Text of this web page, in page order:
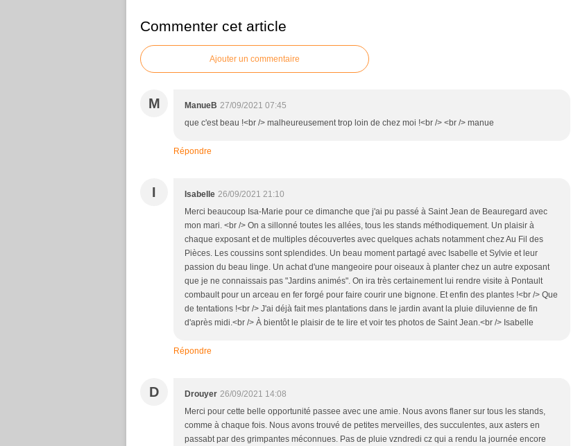
Commenter cet article
Ajouter un commentaire
M ManueB 27/09/2021 07:45
que c'est beau !<br /> malheureusement trop loin de chez moi !<br /> <br /> manue
Répondre
I Isabelle 26/09/2021 21:10
Merci beaucoup Isa-Marie pour ce dimanche que j'ai pu passé à Saint Jean de Beauregard avec
mon mari. <br /> On a sillonné toutes les allées, tous les stands méthodiquement. Un plaisir à
chaque exposant et de multiples découvertes avec quelques achats notamment chez Au Fil des
Pièces. Les coussins sont splendides. Un beau moment partagé avec Isabelle et Sylvie et leur
passion du beau linge. Un achat d'une mangeoire pour oiseaux à planter chez un autre exposant
que je ne connaissais pas "Jardins animés". On ira très certainement lui rendre visite à Pontault
combault pour un arceau en fer forgé pour faire courir une bignone. Et enfin des plantes !<br /> Que
de tentations !<br /> J'ai déjà fait mes plantations dans le jardin avant la pluie diluvienne de fin
d'après midi.<br /> À bientôt le plaisir de te lire et voir tes photos de Saint Jean.<br /> Isabelle
Répondre
D Drouyer 26/09/2021 14:08
Merci pour cette belle opportunité passee avec une amie. Nous avons flaner sur tous les stands,
comme à chaque fois. Nous avons trouvé de petites merveilles, des succulentes, aux asters en
passabt par des grimpantes méconnues. Pas de pluie vzndredi cz qui a rendu la journée encore